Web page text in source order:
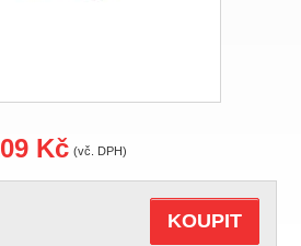
Kč (vč. DPH)
KOUPIT